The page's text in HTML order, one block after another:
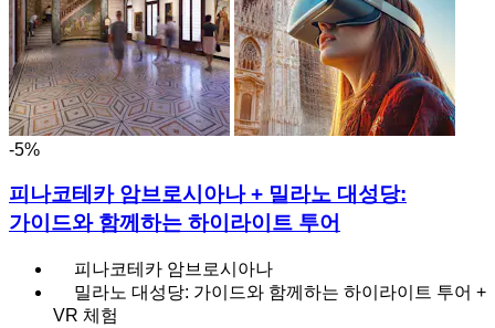
-5%
피나코테카 암브로시아나 + 밀라노 대성당:
가이드와 함께하는 하이라이트 투어
피나코테카 암브로시아나
밀라노 대성당: 가이드와 함께하는 하이라이트 투어 +
VR 체험